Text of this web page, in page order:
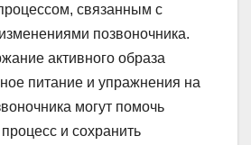
связанным с
позвоночника.
активного образа
питание и упражнения на
могут помочь
и сохранить